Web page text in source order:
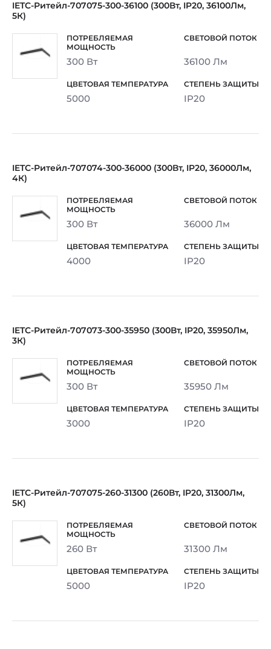
IETC-Ритейл-707075-300-36100 (300Вт, IP20, 36100Лм,
5К)
300 Вт 36100 Лм
5000 IP20
IETC-Ритейл-707074-300-36000 (300Вт, IP20, 36000Лм,
4К)
300 Вт 36000 Лм
4000 IP20
IETC-Ритейл-707073-300-35950 (300Вт, IP20, 35950Лм,
3К)
300 Вт 35950 Лм
3000 IP20
IETC-Ритейл-707075-260-31300 (260Вт, IP20, 31300Лм,
5К)
260 Вт 31300 Лм
5000 IP20